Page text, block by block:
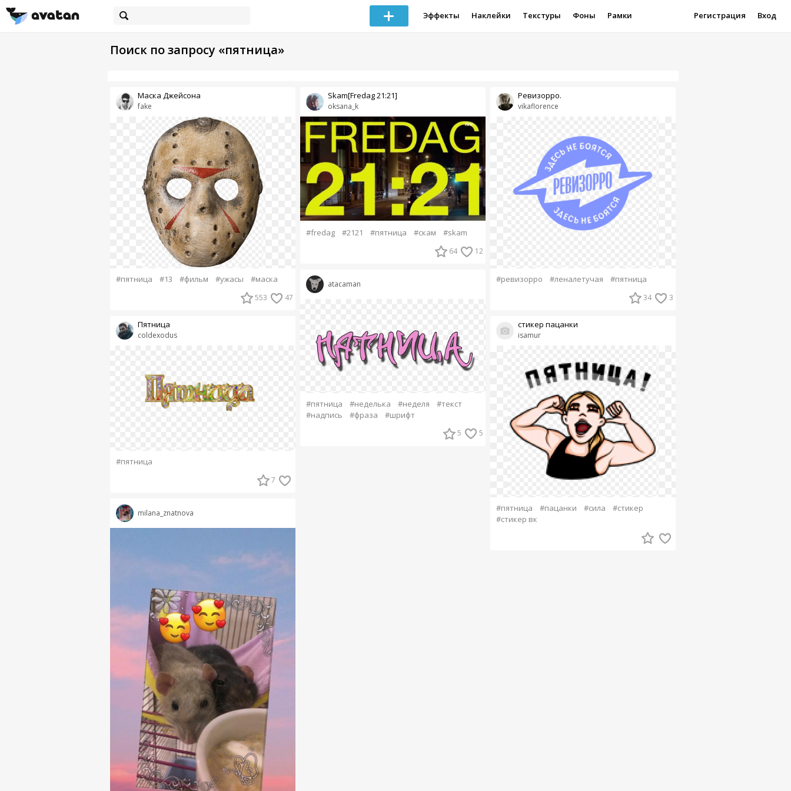
Эффекты Наклейки Текстуры Фоны Рамки Регистрация Вход
Поиск по запросу «пятница»
fake
Маска Джейсона
#пятница #13 #фильм #ужасы #маска
553 47
coldexodus
Пятница
#пятница
7
milana_znatnova
oksana_k
Skam[Fredag 21:21]
#fredag #2121 #пятница #скам #skam
64 12
atacaman
#пятница #неделька #неделя
#текст
#надпись
#фраза #шрифт
5 5
vikaflorence
Ревизорро.
#ревизорро #леналетучая #пятница
34 3
isamur
стикер пацанки
#пятница #пацанки #сила
#стикер
#стикер вк